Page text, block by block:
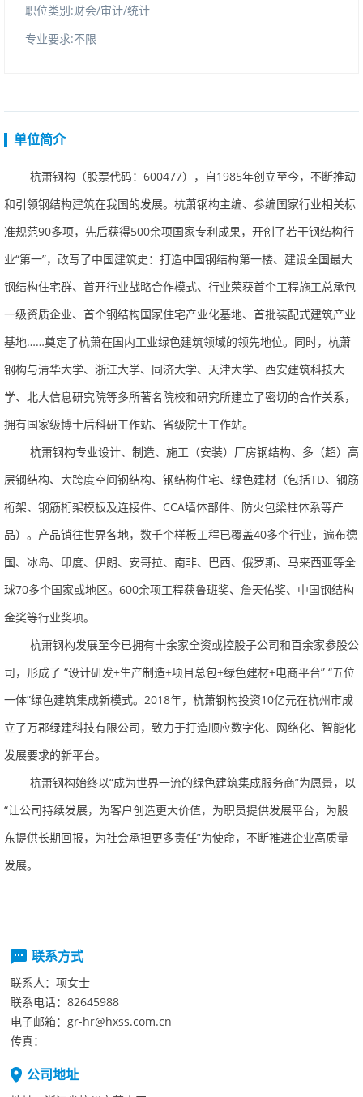
职位类别:财会/审计/统计
专业要求:不限
单位简介
杭萧钢构（股票代码：600477），自1985年创立至今，不断推动
和引领钢结构建筑在我国的发展。杭萧钢构主编、参编国家行业相关标
准规范90多项，先后获得500余项国家专利成果，开创了若干钢结构行
业“第一”，改写了中国建筑史：打造中国钢结构第一楼、建设全国最大
钢结构住宅群、首开行业战略合作模式、行业荣获首个工程施工总承包
一级资质企业、首个钢结构国家住宅产业化基地、首批装配式建筑产业
基地……奠定了杭萧在国内工业绿色建筑领域的领先地位。同时，杭萧
钢构与清华大学、浙江大学、同济大学、天津大学、西安建筑科技大
学、北大信息研究院等多所著名院校和研究所建立了密切的合作关系，
拥有国家级博士后科研工作站、省级院士工作站。
杭萧钢构专业设计、制造、施工（安装）厂房钢结构、多（超）高
层钢结构、大跨度空间钢结构、钢结构住宅、绿色建材（包括TD、钢筋
桁架、钢筋桁架模板及连接件、CCA墙体部件、防火包梁柱体系等产
品）。产品销往世界各地，数千个样板工程已覆盖40多个行业，遍布德
国、冰岛、印度、伊朗、安哥拉、南非、巴西、俄罗斯、马来西亚等全
球70多个国家或地区。600余项工程获鲁班奖、詹天佑奖、中国钢结构
金奖等行业奖项。
杭萧钢构发展至今已拥有十余家全资或控股子公司和百余家参股公
司，形成了“设计研发+生产制造+项目总包+绿色建材+电商平台”“五位
一体”绿色建筑集成新模式。2018年，杭萧钢构投资10亿元在杭州市成
立了万郡绿建科技有限公司，致力于打造顺应数字化、网络化、智能化
发展要求的新平台。
杭萧钢构始终以“成为世界一流的绿色建筑集成服务商”为愿景，以
“让公司持续发展，为客户创造更大价值，为职员提供发展平台，为股
东提供长期回报，为社会承担更多责任”为使命，不断推进企业高质量
发展。
联系方式
联系人： 项女士
联系电话： 82645988
电子邮箱： gr-hr@hxss.com.cn
传真：
公司地址